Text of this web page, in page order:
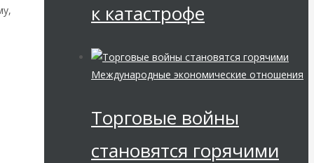
к катастрофе
Международные экономические отношения
Торговые войны
становятся горячими